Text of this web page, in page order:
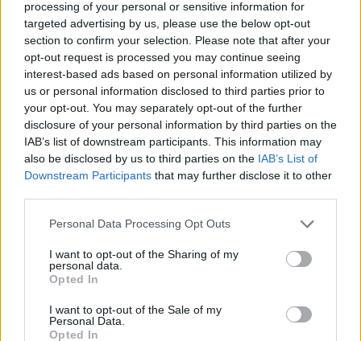
processing of your personal or sensitive information for
targeted advertising by us, please use the below opt-out
section to confirm your selection. Please note that after your
opt-out request is processed you may continue seeing
interest-based ads based on personal information utilized by
us or personal information disclosed to third parties prior to
your opt-out. You may separately opt-out of the further
disclosure of your personal information by third parties on the
IAB’s list of downstream participants. This information may
also be disclosed by us to third parties on the IAB’s List of
Downstream Participants that may further disclose it to other
Please note that this website/app uses one or more Google
not limited to your visit or usage behaviour. You may click to
grant or deny consent to Google and its third-party tags to
use your data for below specified purposes in below Google
consent section.
Personal Data Processing Opt Outs
I want to opt-out of the Sharing of my
personal data.
Opted In
I want to opt-out of the Sale of my
Personal Data.
Opted In